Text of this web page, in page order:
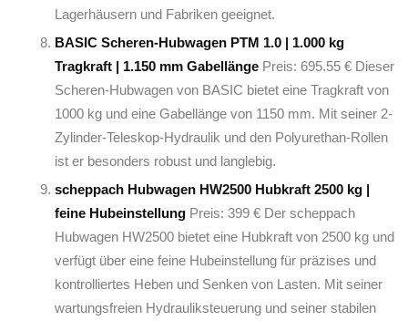
Lagerhäusern und Fabriken geeignet.
BASIC Scheren-Hubwagen PTM 1.0 | 1.000 kg
Tragkraft | 1.150 mm Gabellänge Preis: 695.55 € Dieser
Scheren-Hubwagen von BASIC bietet eine Tragkraft von
1000 kg und eine Gabellänge von 1150 mm. Mit seiner 2-
Zylinder-Teleskop-Hydraulik und den Polyurethan-Rollen
ist er besonders robust und langlebig.
scheppach Hubwagen HW2500 Hubkraft 2500 kg |
feine Hubeinstellung Preis: 399 € Der scheppach
Hubwagen HW2500 bietet eine Hubkraft von 2500 kg und
verfügt über eine feine Hubeinstellung für präzises und
kontrolliertes Heben und Senken von Lasten. Mit seiner
wartungsfreien Hydrauliksteuerung und seiner stabilen